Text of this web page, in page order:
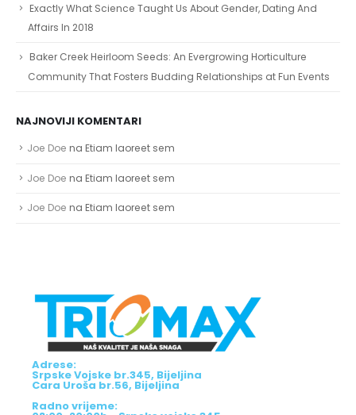
Exactly What Science Taught Us About Gender, Dating And
Affairs In 2018
Baker Creek Heirloom Seeds: An Evergrowing Horticulture
Community That Fosters Budding Relationships at Fun Events
NAJNOVIJI KOMENTARI
Joe Doe na Etiam laoreet sem
Joe Doe na Etiam laoreet sem
Joe Doe na Etiam laoreet sem
Adrese:
Srpske Vojske br.345, Bijeljina
Cara Uroša br.56, Bijeljina
Radno vrijeme: